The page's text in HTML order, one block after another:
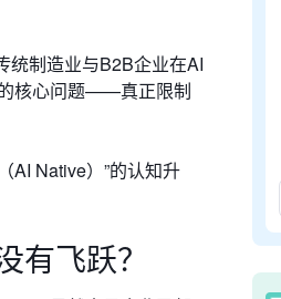
统制造业与B2B企业在AI
的核心问题——真正限制
AI Native）”的认知升
有飞跃？